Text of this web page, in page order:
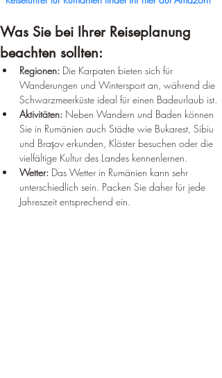
Was Sie bei Ihrer Reiseplanung
beachten sollten:
Regionen: Die Karpaten bieten sich für
Wanderungen und Wintersport an, während die
Schwarzmeerküste ideal für einen Badeurlaub ist.
Aktivitäten: Neben Wandern und Baden können
Sie in Rumänien auch Städte wie Bukarest, Sibiu
und Brașov erkunden, Klöster besuchen oder die
vielfältige Kultur des Landes kennenlernen.
Wetter: Das Wetter in Rumänien kann sehr
unterschiedlich sein. Packen Sie daher für jede
Jahreszeit entsprechend ein.